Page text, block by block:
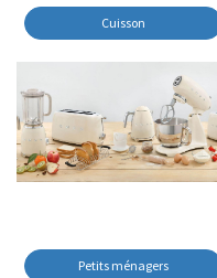
Cuisson
Petits ménagers